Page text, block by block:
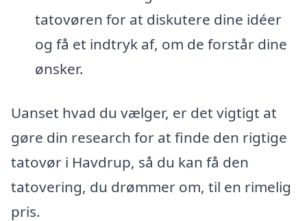
tatovøren for at diskutere dine idéer
og få et indtryk af, om de forstår dine
ønsker.
Uanset hvad du vælger, er det vigtigt at
gøre din research for at finde den rigtige
tatovør i Havdrup, så du kan få den
tatovering, du drømmer om, til en rimelig
pris.